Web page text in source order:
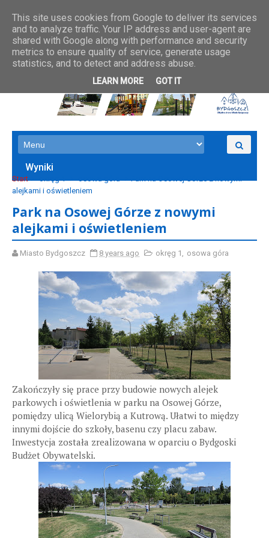
Wyniki
Start okręg 1 osowa góra
Park na Osowej Górze z nowymi
alejkami i oświetleniem
Park na Osowej Górze z nowymi
alejkami i oświetleniem
Miasto Bydgoszcz 8 years ago okręg 1 , osowa góra
Zakończyły się prace przy budowie nowych alejek
parkowych i oświetlenia w parku na Osowej Górze,
pomiędzy ulicą Wielorybią a Kutrową. Ułatwi to między
innymi dojście do szkoły, basenu czy placu zabaw.
Inwestycja została zrealizowana w oparciu o Bydgoski
Budżet Obywatelski.
This site uses cookies from Google to deliver its services
and to analyze traffic. Your IP address and user-agent are
shared with Google along with performance and security
metrics to ensure quality of service, generate usage
statistics, and to detect and address abuse.
LEARN MORE GOT IT